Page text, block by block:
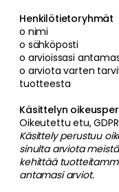
Henkilötietoryhmät
o nimi
o sähköposti
o arvioissasi
o arviota varten
tuotteesta
Käsittelyn
Oikeutettu etu,
Käsittely perustuu
sinulta arviota
kehittää
antamasi arviot.